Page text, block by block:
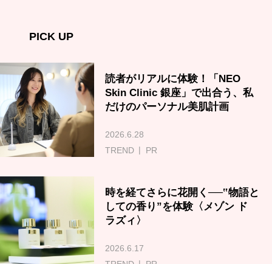
PICK UP
読者がリアルに体験！「NEO
Skin Clinic 銀座」で出合う、私
だけのパーソナル美肌計画
2026.6.28
TREND
PR
時を経てさらに花開く──‟物語と
しての香り”を体験〈メゾン ド
ラズィ〉
2026.6.17